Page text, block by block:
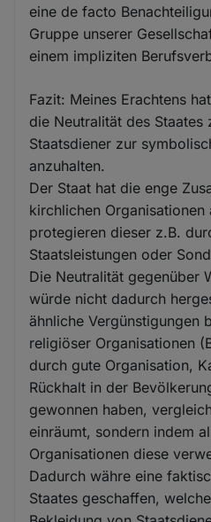
eine de facto
Gruppe unserer
einem impliziten
Fazit: Meines Erachtens
die Neutralität des Staates
Staatsdiener zur
anzuhalten.
Der Staat hat die enge
kirchlichen
protegieren dieser z.B.
Staatsleistungen oder
Die Neutralität gegenüber
würde nicht dadurch
ähnliche Vergünstigungen
religiöser Organisationen
durch gute Organisation,
Rückhalt in der
gewonnen haben,
einräumt, sondern indem
Organisationen diese
Dadurch währe eine
Staates geschaffen,